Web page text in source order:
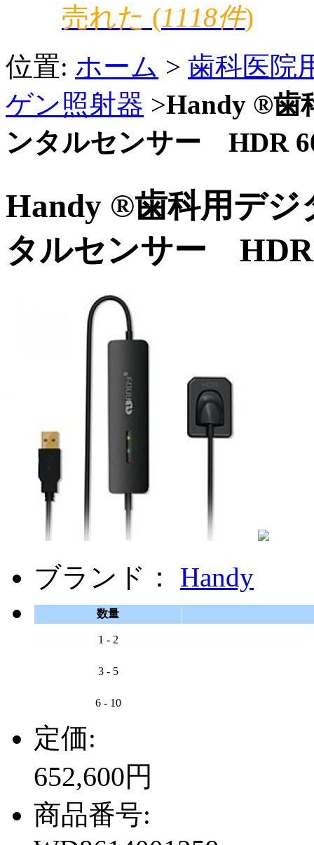
売れた (1118件)
位置: ホーム > 歯科医院
ゲン照射器 >Handy ®歯
ンタルセンサー HDR
Handy ®歯科用デ
タルセンサー HDR
ブランド： Handy
数量
1 - 2
3 - 5
6 - 10
定価:
652,600円
商品番号: